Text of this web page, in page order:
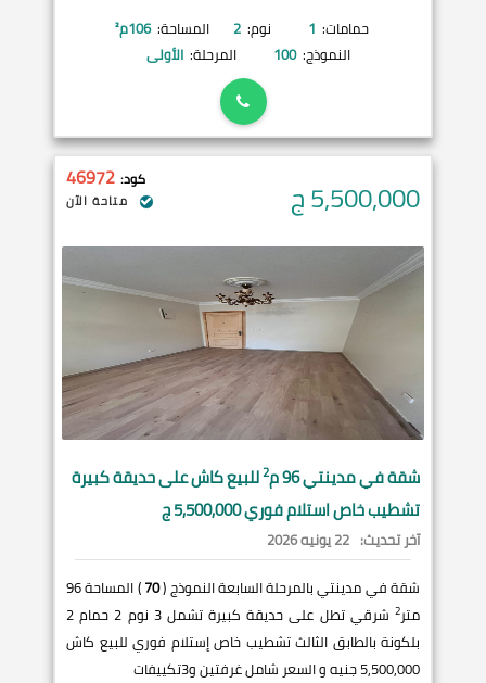
حمامات: 1 نوم: 2 المساحة: 106م²
النموذج: 100 المرحلة: الأولى
5,500,000ج كود: 46972
متاحة الآن
شقة فيمدينتي96 م 2للبيع كاش على حديقة كبيرة
تشطيب خاص استلام فوري 5,500,000 ج
آخر تحديث: 22 يونيه 2026
شقة في مدينتي بالمرحلة السابعة النموذج (70
) المساحة 96
متر2
شرقي تطل على حديقة كبيرة تشمل 3 نوم 2 حمام 2
بلكونة بالطابق الثالث تشطيب خاص إستلام فوري للبيع كاش
5,500,000 جنيه و السعر شامل غرفتين و3تكييفات